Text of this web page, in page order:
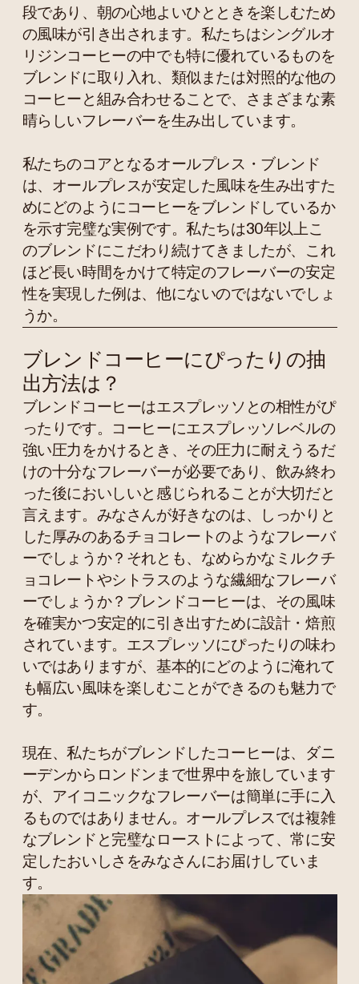
段であり、朝の心地よいひとときを楽しむため
の風味が引き出されます。私たちはシングルオ
リジンコーヒーの中でも特に優れているものを
ブレンドに取り入れ、類似または対照的な他の
コーヒーと組み合わせることで、さまざまな素
晴らしいフレーバーを生み出しています。
私たちのコアとなるオールプレス・ブレンド
は、オールプレスが安定した風味を生み出すた
めにどのようにコーヒーをブレンドしているか
を示す完璧な実例です。私たちは30年以上こ
のブレンドにこだわり続けてきましたが、これ
ほど長い時間をかけて特定のフレーバーの安定
性を実現した例は、他にないのではないでしょ
うか。
ブレンドコーヒーにぴったりの抽
出方法は？
ブレンドコーヒーはエスプレッソとの相性がぴ
ったりです。コーヒーにエスプレッソレベルの
強い圧力をかけるとき、その圧力に耐えうるだ
けの十分なフレーバーが必要であり、飲み終わ
った後においしいと感じられることが大切だと
言えます。みなさんが好きなのは、しっかりと
した厚みのあるチョコレートのようなフレーバ
ーでしょうか？それとも、なめらかなミルクチ
ョコレートやシトラスのような繊細なフレーバ
ーでしょうか？ブレンドコーヒーは、その風味
を確実かつ安定的に引き出すために設計・焙煎
されています。エスプレッソにぴったりの味わ
いではありますが、基本的にどのように淹れて
も幅広い風味を楽しむことができるのも魅力で
す。
現在、私たちがブレンドしたコーヒーは、ダニ
ーデンからロンドンまで世界中を旅しています
が、アイコニックなフレーバーは簡単に手に入
るものではありません。オールプレスでは複雑
なブレンドと完璧なローストによって、常に安
定したおいしさをみなさんにお届けしていま
す。